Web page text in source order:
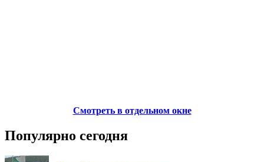
Смотреть в отдельном окне
Популярно сегодня